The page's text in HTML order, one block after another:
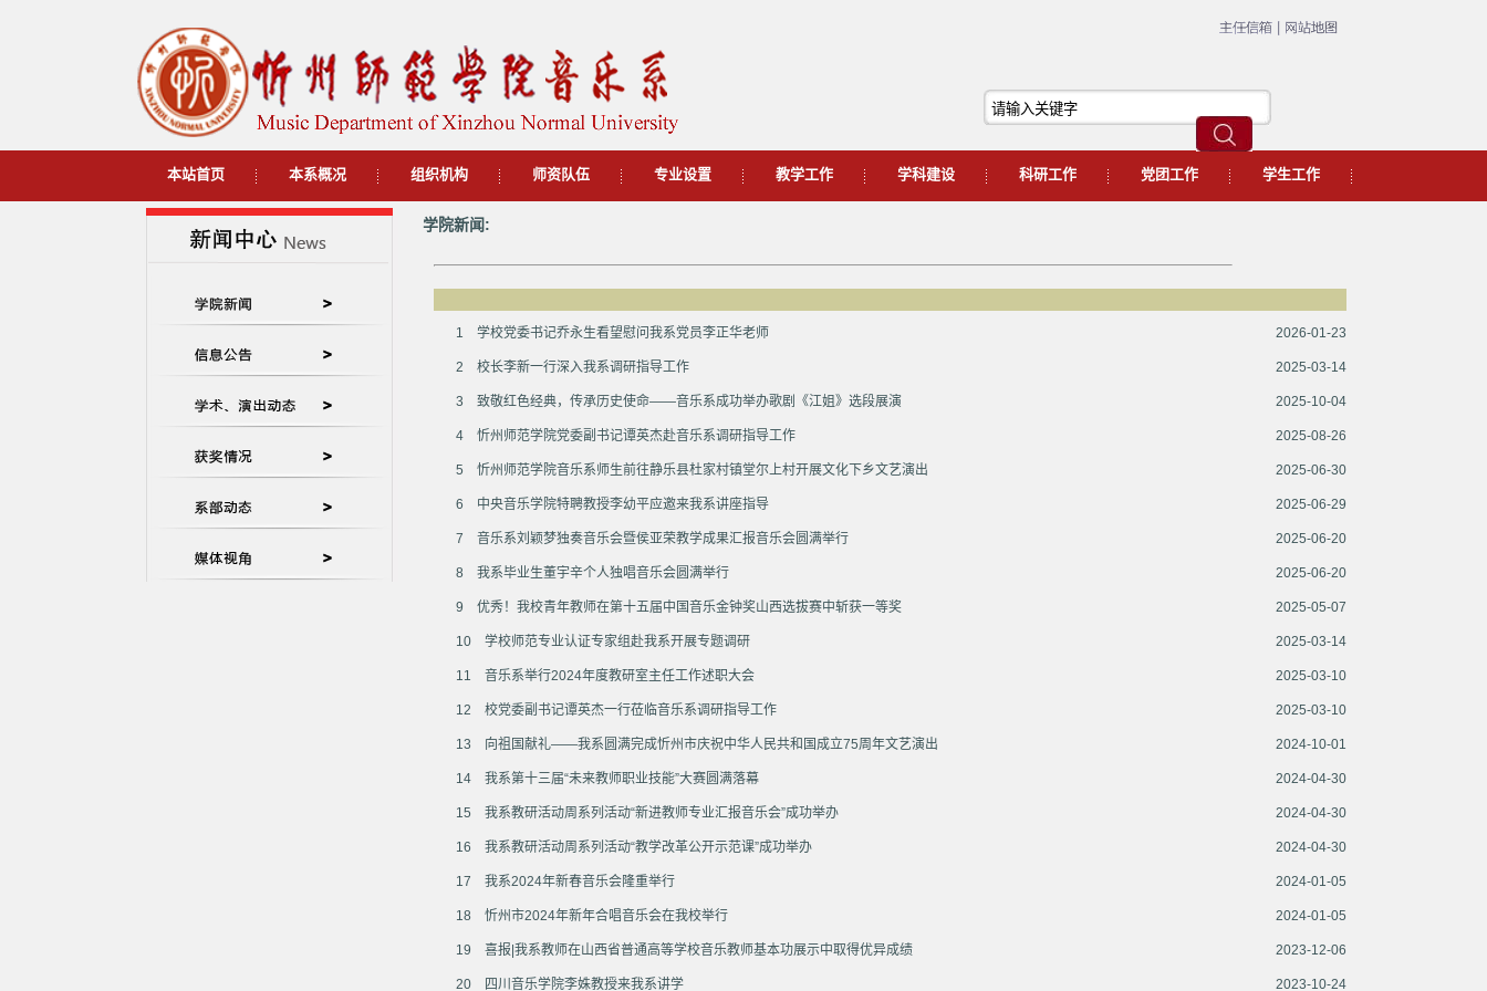
本站首页 本系概况 组织机构 师资队伍 专业设置 教学工作 学科建设 科研工作 党团工作 学生工作
学院新闻:
2026-01-23
1 学校党委书记乔永生看望慰问我系党员李正华老师
2025-03-14
2 校长李新一行深入我系调研指导工作
2025-10-04
3 致敬红色经典，传承历史使命——音乐系成功举办歌剧《江姐》选段展演
2025-08-26
4 忻州师范学院党委副书记谭英杰赴音乐系调研指导工作
2025-06-30
5 忻州师范学院音乐系师生前往静乐县杜家村镇堂尔上村开展文化下乡文艺演出
2025-06-29
6 中央音乐学院特聘教授李幼平应邀来我系讲座指导
2025-06-20
7 音乐系刘颖梦独奏音乐会暨侯亚荣教学成果汇报音乐会圆满举行
2025-06-20
8 我系毕业生董宇辛个人独唱音乐会圆满举行
2025-05-07
9 优秀！我校青年教师在第十五届中国音乐金钟奖山西选拔赛中斩获一等奖
2025-03-14
10 学校师范专业认证专家组赴我系开展专题调研
2025-03-10
11 音乐系举行2024年度教研室主任工作述职大会
2025-03-10
12 校党委副书记谭英杰一行莅临音乐系调研指导工作‌
2024-10-01
13 向祖国献礼——我系圆满完成忻州市庆祝中华人民共和国成立75周年文艺演出
2024-04-30
14 我系第十三届“未来教师职业技能”大赛圆满落幕
2024-04-30
15 我系教研活动周系列活动“新进教师专业汇报音乐会”成功举办
2024-04-30
16 我系教研活动周系列活动“教学改革公开示范课”成功举办
2024-01-05
17 我系2024年新春音乐会隆重举行
2024-01-05
18 忻州市2024年新年合唱音乐会在我校举行
2023-12-06
19 喜报|我系教师在山西省普通高等学校音乐教师基本功展示中取得优异成绩
2023-10-24
20 四川音乐学院李姝教授来我系讲学